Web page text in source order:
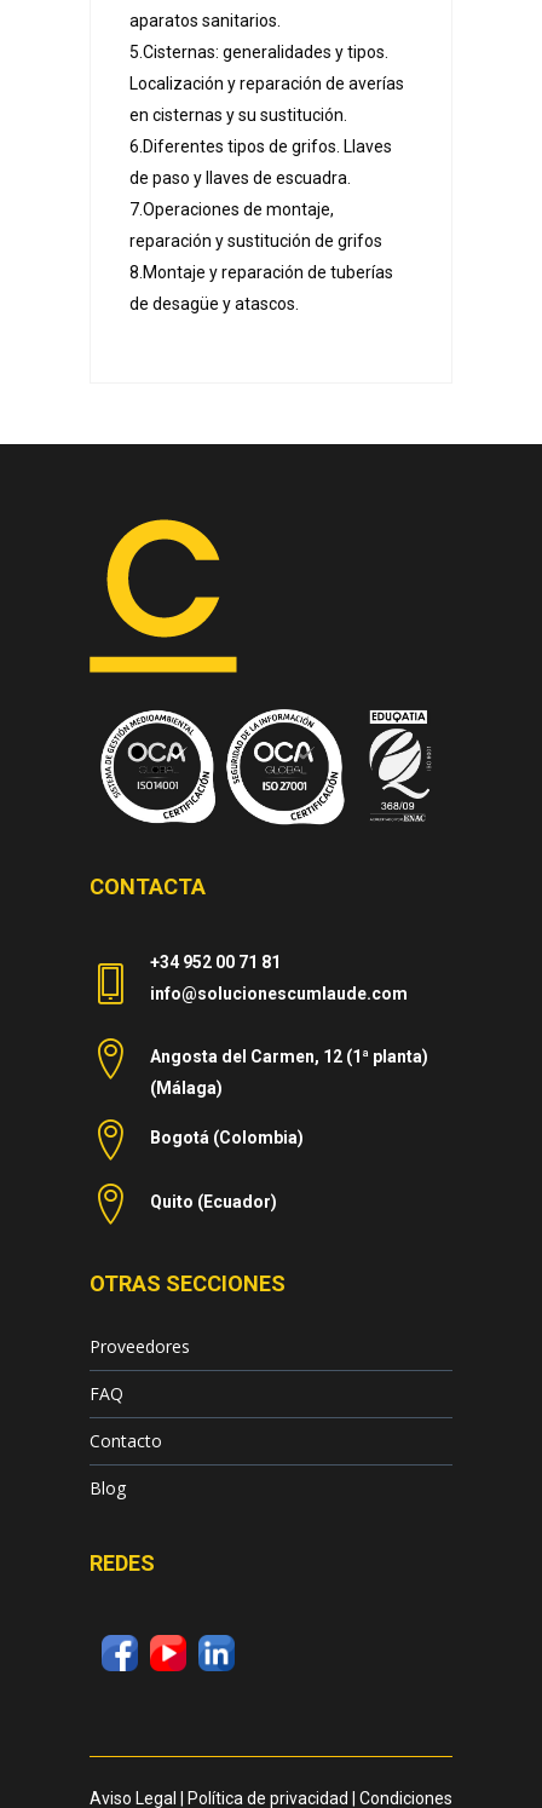
aparatos sanitarios.
5.Cisternas: generalidades y tipos.
Localización y reparación de averías
en cisternas y su sustitución.
6.Diferentes tipos de grifos. Llaves
de paso y llaves de escuadra.
7.Operaciones de montaje,
reparación y sustitución de grifos
8.Montaje y reparación de tuberías
de desagüe y atascos.
CONTACTA
+34 952 00 71 81
info@solucionescumlaude.com
Angosta del Carmen, 12 (1ª planta)
(Málaga)
Bogotá (Colombia)
Quito (Ecuador)
OTRAS SECCIONES
Proveedores
FAQ
Contacto
Blog
REDES
Aviso Legal Política de privacidad Condiciones